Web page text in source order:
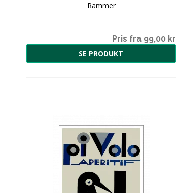
Rammer
Pris fra 99,00 kr
SE PRODUKT